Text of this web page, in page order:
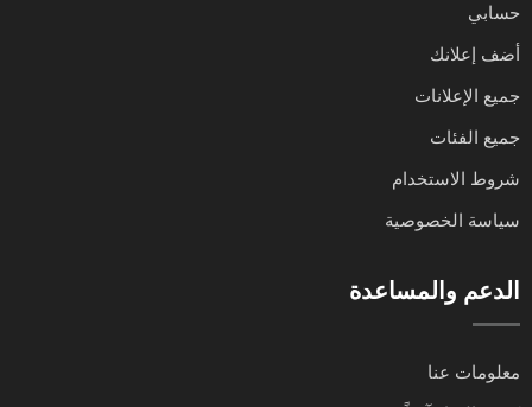
حسابي
أضف إعلانك
جميع الإعلانات
جميع الفئات
شروط الاستخدام
سياسة الخصوصية
الدعم والمساعدة
معلومات عنا